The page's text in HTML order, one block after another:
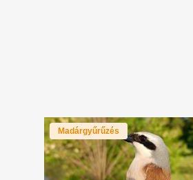
Madárgyűrűzés